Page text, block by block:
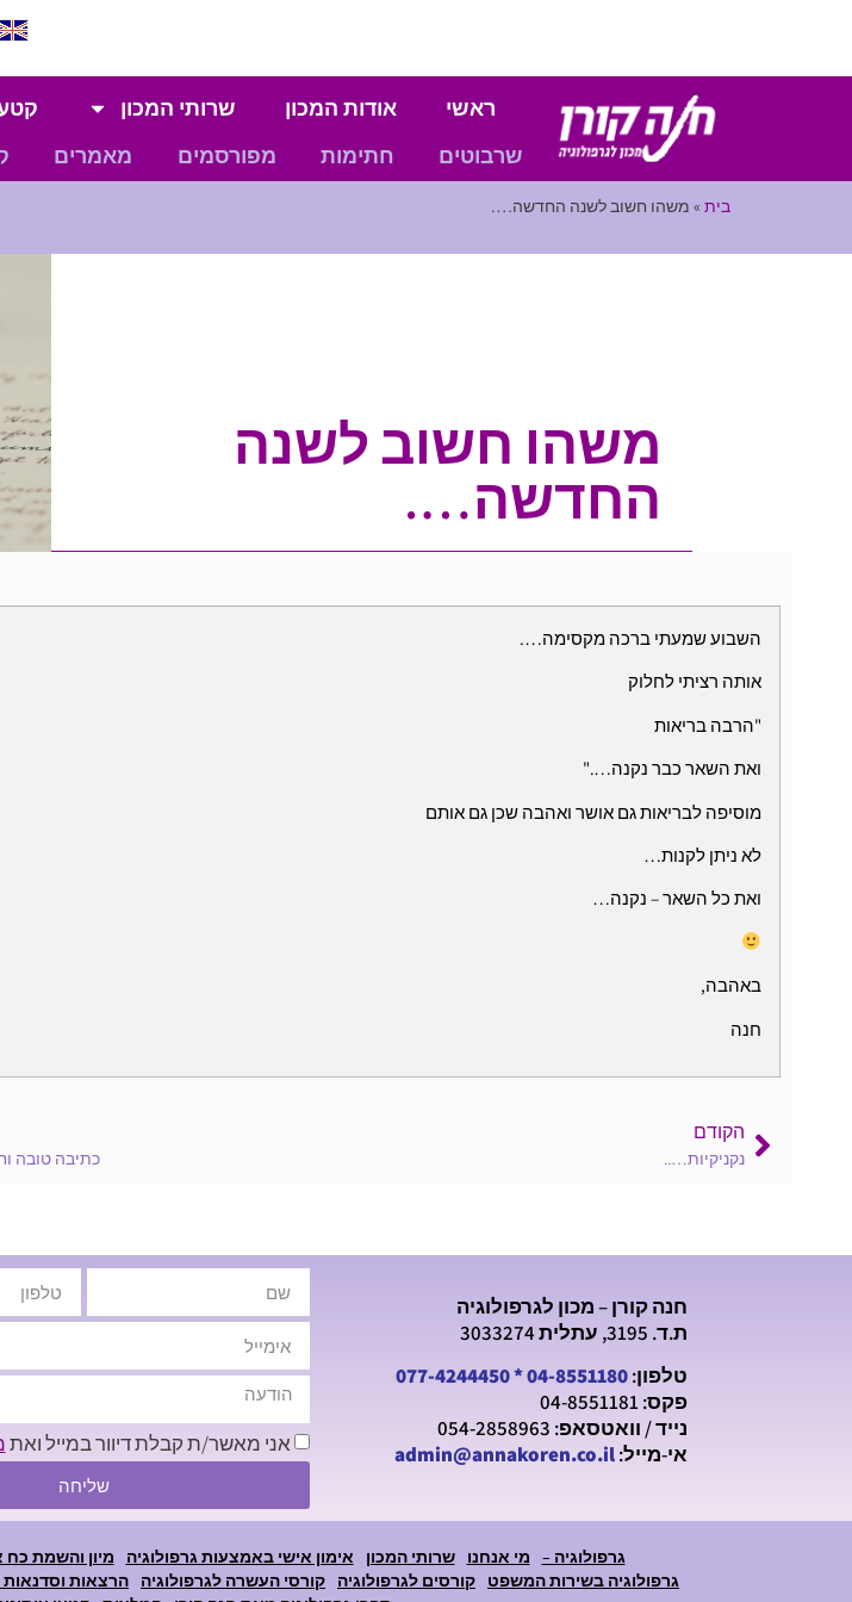
ראשי אודות המכון שרותי המכון
שרבוטים
חתימות מפורסמים מאמרים
בית » משהו חשוב לשנה החדשה….
משהו חשוב לשנה
החדשה….
השבוע שמעתי ברכה מקסימה….
אותה רציתי לחלוק
"הרבה בריאות
ואת השאר כבר נקנה…."
מוסיפה לבריאות גם אושר ואהבה שכן גם אותם
לא ניתן לקנות…
ואת כל השאר – נקנה…
באהבה,
חנה
הקודם
נקניקיות….. כתיבה טובה
חנה קורן – מכון לגרפולוגיה
ת.ד. 3195, עתלית 3033274
טלפון:04-8551180
*
077-4244450
פקס: 04-8551181
נייד / וואטסאפ: 054-2858963
אי-מייל:admin@annakoren.co.il אני מאשר/ת קבלת דיוור במייל ואת
שליחה
גרפולוגיה – מי אנחנו שרותי המכון אימון אישי באמצעות גרפולוגיה מיון והשמת
גרפולוגיה בשירות המשפט
קורסים לגרפולוגיה קורסי העשרה לגרפולוגיה הרצאות וסדנאות